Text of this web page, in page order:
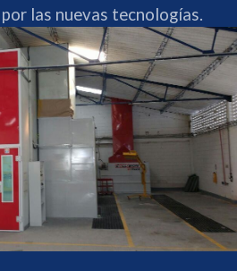
las nuevas tecnologías.